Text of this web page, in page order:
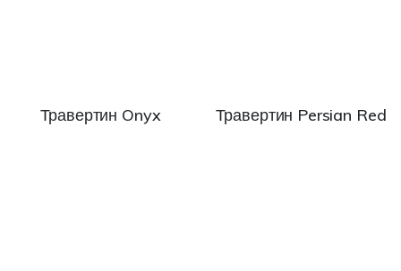
Травертин Onyx Травертин Persian Red